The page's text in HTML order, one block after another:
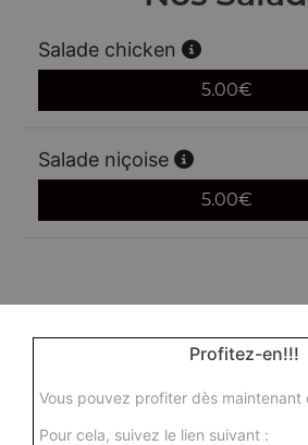
Salade chicken
5.00€
Salade niçoise
5.00€
Profitez-en!!!
Vous pouvez profiter dès maintenant
Pour cela, suivez le lien suivant :